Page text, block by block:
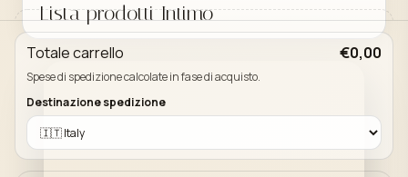
Il carrello è vuoto. Esplora il catalogo e aggiungi i
Totale carrello €0,00
Spese di spedizione calcolate in fase di acquisto.
Destinazione spedizione
Lista prodotti Intimo